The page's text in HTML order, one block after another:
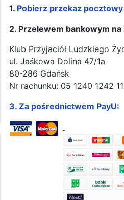
1. Pobierz przekaz
2. Przelewem bankowym na
Klub Przyjaciół Ludzkiego
ul. Jaśkowa Dolina 47/1a
80-286 Gdańsk
Nr rachunku: 05 1240 1242
3. Za pośrednictwem PayU: